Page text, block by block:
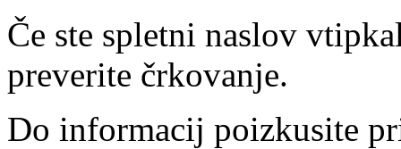
Če ste spletni naslov
preverite črkovanje.
Do informacij poizkusite